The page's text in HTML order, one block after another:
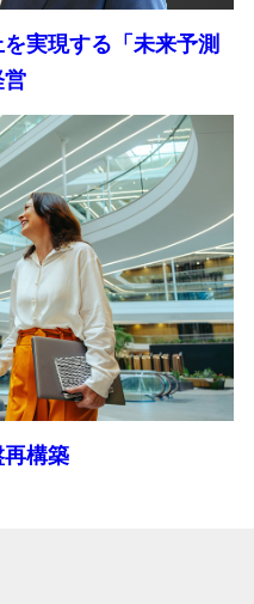
実現する「未来予測
構築